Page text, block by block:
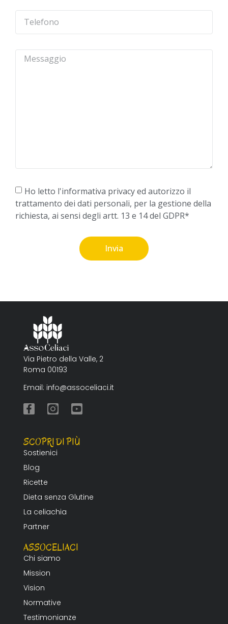
Ho letto l'informativa privacy ed autorizzo il
trattamento dei dati personali, per la gestione della
richiesta, ai sensi degli artt. 13 e 14 del GDPR*
Invia
Via Pietro della Valle, 2
Roma 00193
Email: info@assoceliaci.it
SCOPRI DI PIÙ
Sostienici
Blog
Ricette
Dieta senza Glutine
La celiachia
Partner
ASSOCELIACI
Chi siamo
Mission
Vision
Normative
Testimonianze